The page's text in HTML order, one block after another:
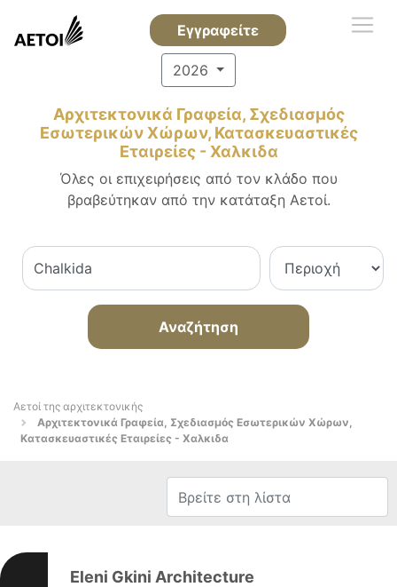
Εγγραφείτε
2026
Αρχιτεκτονικά Γραφεία, Σχεδιασμός
Εσωτερικών Χώρων, Κατασκευαστικές
Εταιρείες - Χαλκιδα
Όλες οι επιχειρήσεις από τον κλάδο που
βραβεύτηκαν από την κατάταξη Αετοί.
Αναζήτηση
Αετοί της αρχιτεκτονικής
Αρχιτεκτονικά Γραφεία, Σχεδιασμός Εσωτερικών Χώρων,
Κατασκευαστικές Εταιρείες - Χαλκιδα
Eleni Gkini Architecture